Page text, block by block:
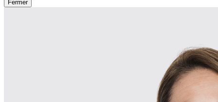
Fermer